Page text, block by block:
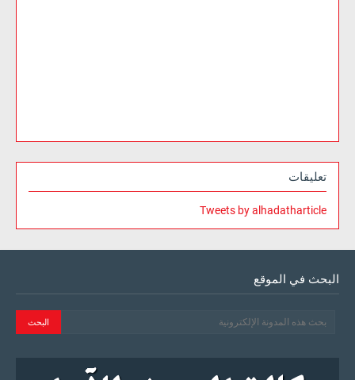
تعليقات
Tweets by alhadatharticle
البحث في الموقع